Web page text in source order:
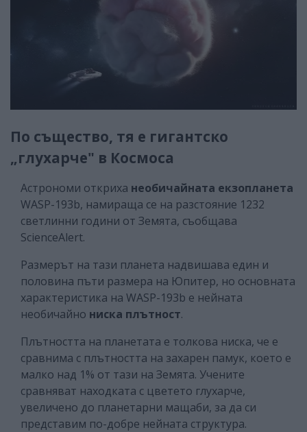
По същество, тя е гигантско
„глухарче" в Космоса
Астрономи откриха необичайната екзопланета
WASP-193b, намираща се на разстояние 1232
светлинни години от Земята, съобщава
ScienceAlert.
Размерът на тази планета надвишава един и
половина пъти размера на Юпитер, но основната
характеристика на WASP-193b е нейната
необичайно ниска плътност.
Плътността на планетата е толкова ниска, че е
сравнима с плътността на захарен памук, което е
малко над 1% от тази на Земята. Учените
сравняват находката с цветето глухарче,
увеличено до планетарни мащаби, за да си
представим по-добре нейната структура.